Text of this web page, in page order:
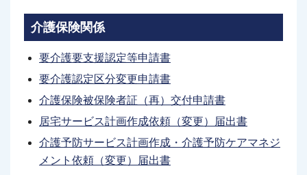
介護保険関係
要介護要支援認定等申請書
要介護認定区分変更申請書
介護保険被保険者証（再）交付申請書
居宅サービス計画作成依頼（変更）届出書
介護予防サービス計画作成・介護予防ケアマネジ
メント依頼（変更）届出書